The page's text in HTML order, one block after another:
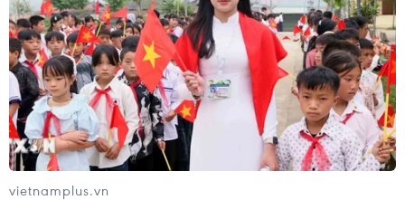
vietnamplus.vn